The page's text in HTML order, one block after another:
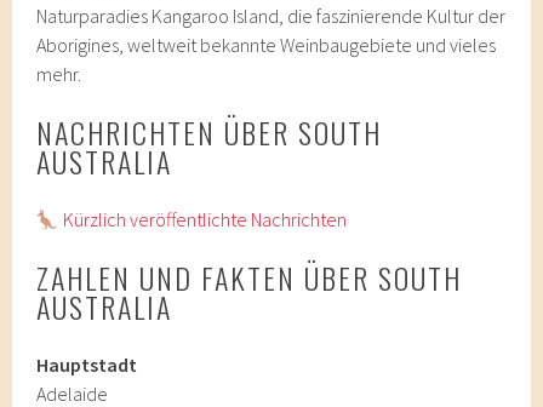
Naturparadies Kangaroo Island, die faszinierende Kultur der
Aborigines, weltweit bekannte Weinbaugebiete und vieles
mehr.
NACHRICHTEN ÜBER SOUTH
AUSTRALIA
Kürzlich veröffentlichte Nachrichten
ZAHLEN UND FAKTEN ÜBER SOUTH
AUSTRALIA
Hauptstadt
Adelaide